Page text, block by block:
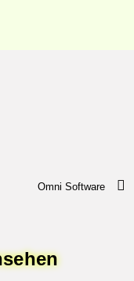
Omni Software